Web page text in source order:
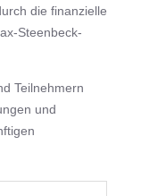
die finanzielle
Steenbeck-
Teilnehmern
und